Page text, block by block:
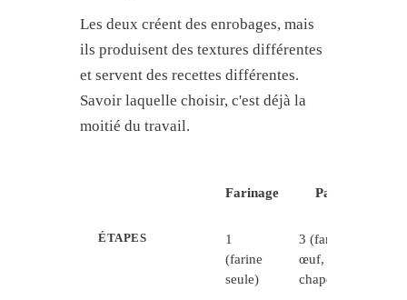
Les deux créent des enrobages, mais
ils produisent des textures différentes
et servent des recettes différentes.
Savoir laquelle choisir, c'est déjà la
moitié du travail.
Farinage Panage
ÉTAPES
1
(farine
seule)
3 (farine,
œuf,
chapelure)